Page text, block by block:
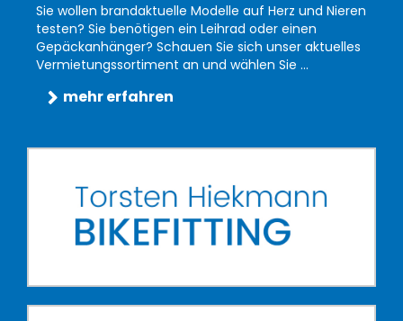
Sie wollen brandaktuelle Modelle auf Herz und Nieren
testen? Sie benötigen ein Leihrad oder einen
Gepäckanhänger? Schauen Sie sich unser aktuelles
Vermietungssortiment an und wählen Sie ...
mehr erfahren